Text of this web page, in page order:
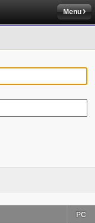
Menu
PC